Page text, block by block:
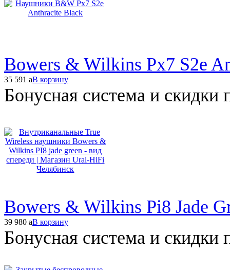
Bowers & Wilkins Px7 S2e
35 591 aВ корзину
Бонусная система и скидки
Bowers & Wilkins Pi8 Jade
39 980 aВ корзину
Бонусная система и скидки